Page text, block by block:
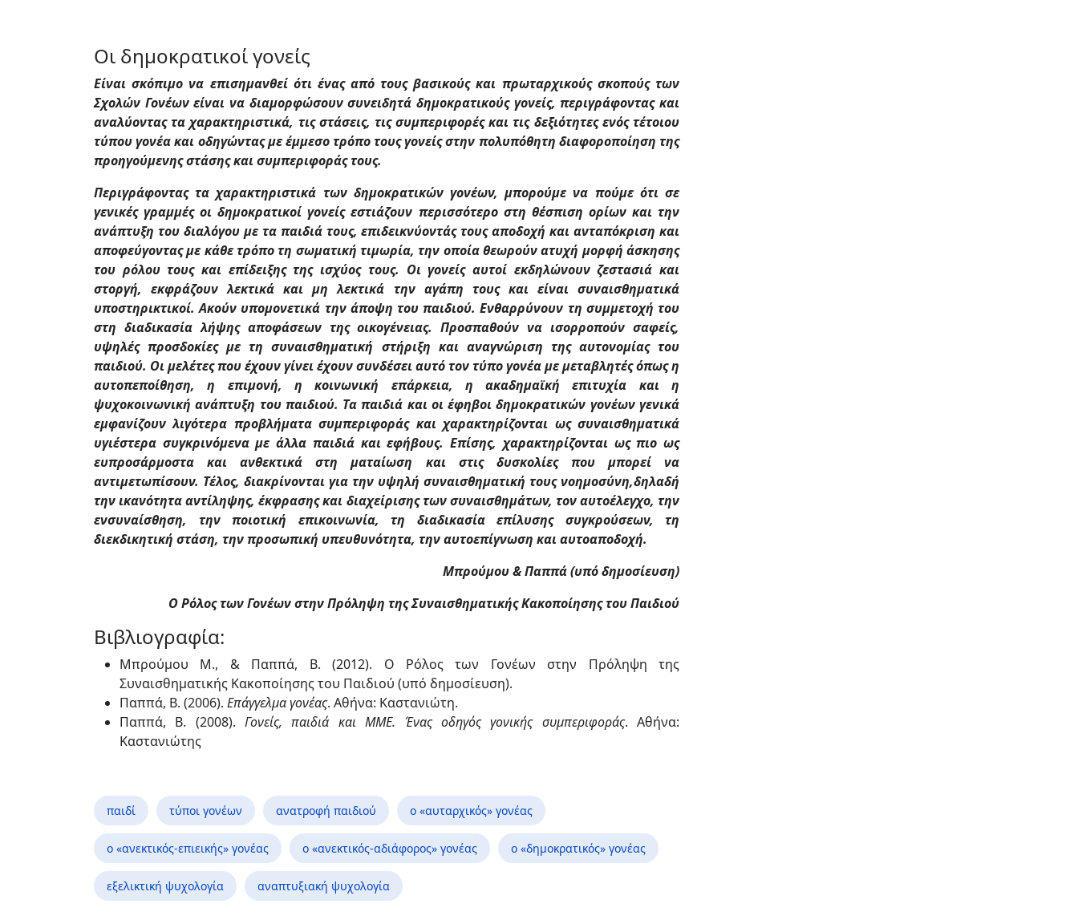
Οι δημοκρατικοί γονείς
Είναι σκόπιμο να επισημανθεί ότι ένας από τους βασικούς και πρωταρχικούς σκοπούς των
Σχολών Γονέων είναι να διαμορφώσουν συνειδητά δημοκρατικούς γονείς, περιγράφοντας και
αναλύοντας τα χαρακτηριστικά, τις στάσεις, τις συμπεριφορές και τις δεξιότητες ενός τέτοιου
τύπου γονέα και οδηγώντας με έμμεσο τρόπο τους γονείς στην πολυπόθητη διαφοροποίηση της
προηγούμενης στάσης και συμπεριφοράς τους.
Περιγράφοντας τα χαρακτηριστικά των δημοκρατικών γονέων, μπορούμε να πούμε ότι σε
γενικές γραμμές οι δημοκρατικοί γονείς εστιάζουν περισσότερο στη θέσπιση ορίων και την
ανάπτυξη του διαλόγου με τα παιδιά τους, επιδεικνύοντάς τους αποδοχή και ανταπόκριση και
αποφεύγοντας με κάθε τρόπο τη σωματική τιμωρία, την οποία θεωρούν ατυχή μορφή άσκησης
του ρόλου τους και επίδειξης της ισχύος τους. Οι γονείς αυτοί εκδηλώνουν ζεστασιά και
στοργή, εκφράζουν λεκτικά και μη λεκτικά την αγάπη τους και είναι συναισθηματικά
υποστηρικτικοί. Ακούν υπομονετικά την άποψη του παιδιού. Ενθαρρύνουν τη συμμετοχή του
στη διαδικασία λήψης αποφάσεων της οικογένειας. Προσπαθούν να ισορροπούν σαφείς,
υψηλές προσδοκίες με τη συναισθηματική στήριξη και αναγνώριση της αυτονομίας του
παιδιού. Οι μελέτες που έχουν γίνει έχουν συνδέσει αυτό τον τύπο γονέα με μεταβλητές όπως η
αυτοπεποίθηση, η επιμονή, η κοινωνική επάρκεια, η ακαδημαϊκή επιτυχία και η
ψυχοκοινωνική ανάπτυξη του παιδιού. Τα παιδιά και οι έφηβοι δημοκρατικών γονέων γενικά
εμφανίζουν λιγότερα προβλήματα συμπεριφοράς και χαρακτηρίζονται ως συναισθηματικά
υγιέστερα συγκρινόμενα με άλλα παιδιά και εφήβους. Επίσης, χαρακτηρίζονται ως πιο ως
ευπροσάρμοστα και ανθεκτικά στη ματαίωση και στις δυσκολίες που μπορεί να
αντιμετωπίσουν. Τέλος, διακρίνονται για την υψηλή συναισθηματική τους νοημοσύνη,δηλαδή
την ικανότητα αντίληψης, έκφρασης και διαχείρισης των συναισθημάτων, τον αυτοέλεγχο, την
ενσυναίσθηση, την ποιοτική επικοινωνία, τη διαδικασία επίλυσης συγκρούσεων, τη
διεκδικητική στάση, την προσωπική υπευθυνότητα, την αυτοεπίγνωση και αυτοαποδοχή.
Μπρούμου & Παππά (υπό δημοσίευση)
Ο Ρόλος των Γονέων στην Πρόληψη της Συναισθηματικής Κακοποίησης του Παιδιού
Βιβλιογραφία:
Μπρούμου Μ., & Παππά, Β. (2012). Ο Ρόλος των Γονέων στην Πρόληψη της
Συναισθηματικής Κακοποίησης του Παιδιού (υπό δημοσίευση).
Παππά, Β. (2006). Επάγγελμα γονέας. Αθήνα: Καστανιώτη.
Παππά, Β. (2008).Γονείς, παιδιά και ΜΜΕ. Ένας οδηγός γονικής συμπεριφοράς. Αθήνα:
Καστανιώτης
παιδί τύποι γονέων ανατροφή παιδιού ο «αυταρχικός» γονέας
ο «ανεκτικός-επιεικής» γονέας ο «ανεκτικός-αδιάφορος» γονέας ο «δημοκρατικός» γονέας
εξελικτική ψυχολογία αναπτυξιακή ψυχολογία